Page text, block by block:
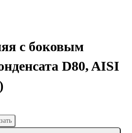
с боковым
D80, AISI